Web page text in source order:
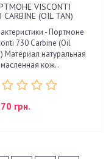
VISCONTI
CARBINE (OIL TAN)
- Портмоне
730 Carbine (Oil
Материал натуральная
кож..
грн.